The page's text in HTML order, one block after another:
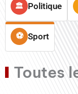
Politique
Sport
Toutes